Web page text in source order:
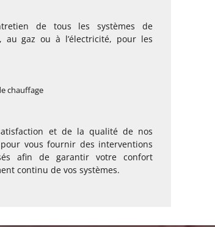
de tous les systèmes de
au gaz ou à l’électricité, pour les
chauffage
et de la qualité de nos
vous fournir des interventions
afin de garantir votre confort
continu de vos systèmes.